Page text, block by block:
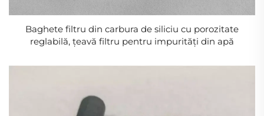
Baghete filtru din carbura de siliciu cu porozitate
reglabilă, țeavă filtru pentru impurități din apă